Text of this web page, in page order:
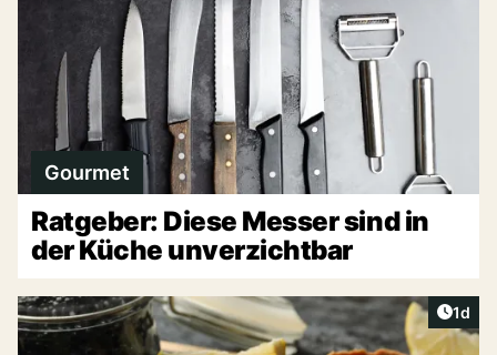
Gourmet
Ratgeber: Diese Messer sind in
der Küche unverzichtbar
1d